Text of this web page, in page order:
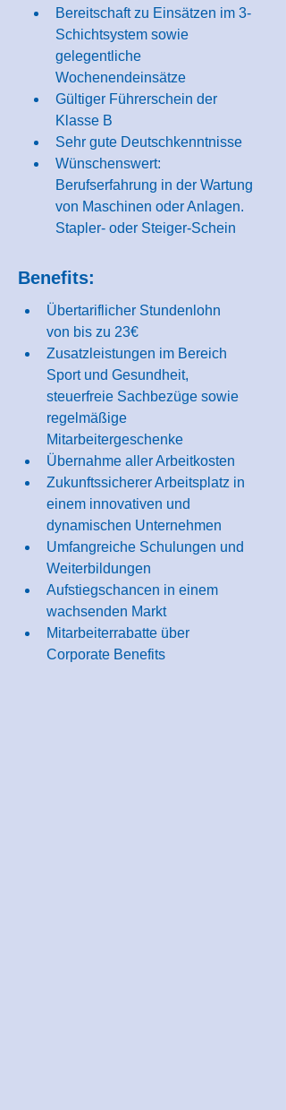
Bereitschaft zu Einsätzen im 3-
Schichtsystem sowie
gelegentliche
Wochenendeinsätze
Gültiger Führerschein der
Klasse B
Sehr gute Deutschkenntnisse
Wünschenswert:
Berufserfahrung in der Wartung
von Maschinen oder Anlagen.
Stapler- oder Steiger-Schein
Benefits:
Übertariflicher Stundenlohn
von bis zu 23€
Zusatzleistungen im Bereich
Sport und Gesundheit,
steuerfreie Sachbezüge sowie
regelmäßige
Mitarbeitergeschenke
Übernahme aller Arbeitkosten
Zukunftssicherer Arbeitsplatz in
einem innovativen und
dynamischen Unternehmen
Umfangreiche Schulungen und
Weiterbildungen
Aufstiegschancen in einem
wachsenden Markt
Mitarbeiterrabatte über
Corporate Benefits